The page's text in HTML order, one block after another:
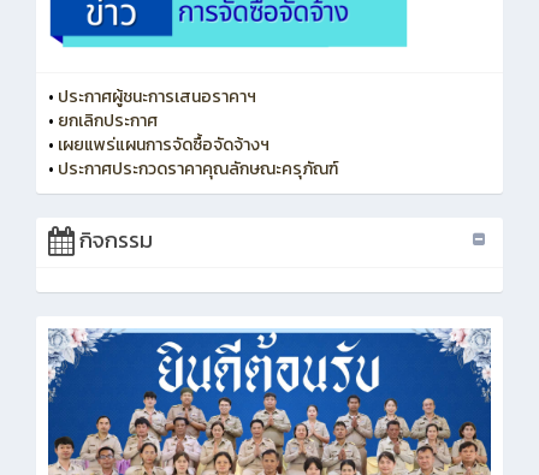
• ประกาศผู้ชนะการเสนอราคาฯ
• ยกเลิกประกาศ
• เผยแพร่แผนการจัดซื้อจัดจ้างฯ
• ประกาศประกวดราคาคุณลักษณะครุภัณฑ์
กิจกรรม